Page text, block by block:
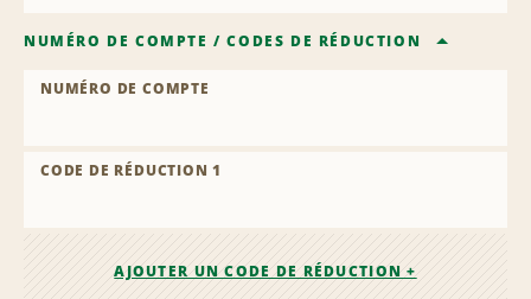
NUMÉRO DE COMPTE /CODES DE RÉDUCTION
NUMÉRO DE COMPTE
CODE DE RÉDUCTION 1
AJOUTER UN CODE DE RÉDUCTION +